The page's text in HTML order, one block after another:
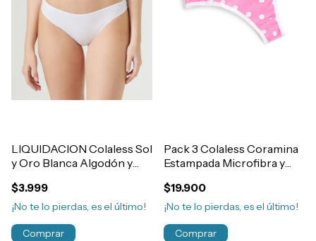
LIQUIDACION Colaless Sol
y Oro Blanca Algodón y
$3.999
¡No te lo pierdas, es el último!
Comprar
Pack 3 Colaless Coramina
Estampada Microfibra y
$19.900
¡No te lo pierdas, es el último!
Comprar